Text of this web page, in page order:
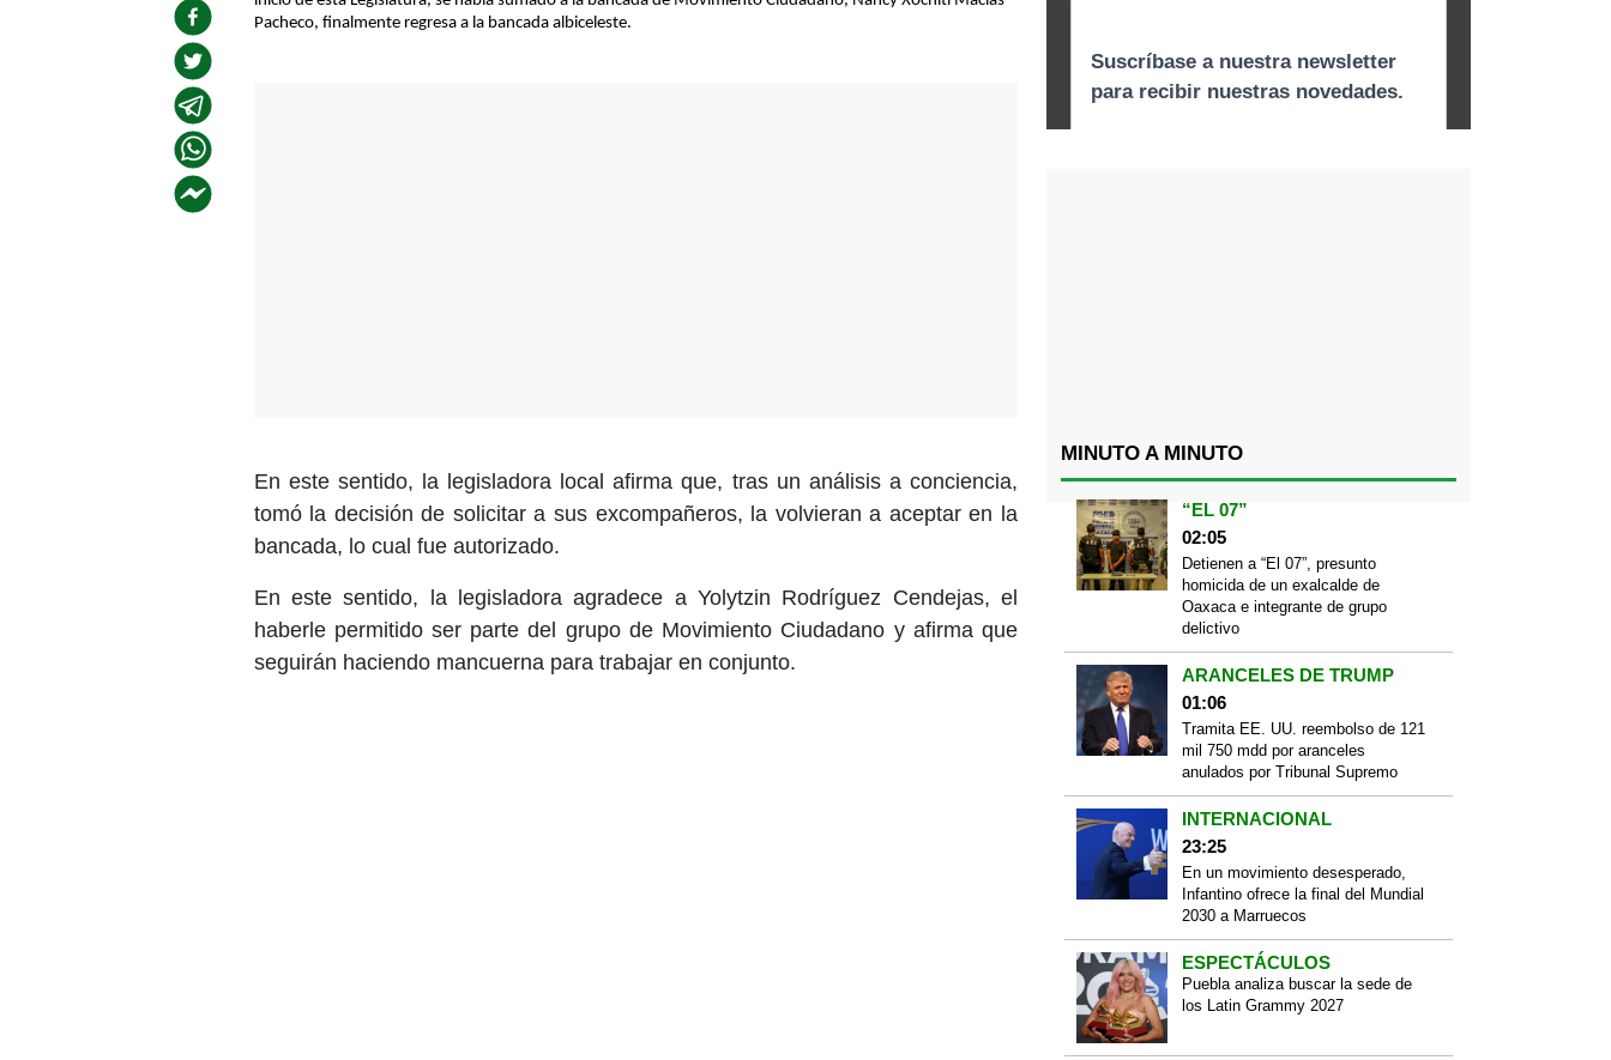
Pacheco, finalmente regresa a la bancada albiceleste.
En este sentido, la legisladora local afirma que, tras un análisis a conciencia,
tomó la decisión de solicitar a sus excompañeros, la volvieran a aceptar en la
bancada, lo cual fue autorizado.
En este sentido, la legisladora agradece a Yolytzin Rodríguez Cendejas, el
haberle permitido ser parte del grupo de Movimiento Ciudadano y afirma que
seguirán haciendo mancuerna para trabajar en conjunto.
MINUTO A MINUTO
“EL 07”
02:05
Detienen a “El 07”, presunto
homicida de un exalcalde de
Oaxaca e integrante de grupo
delictivo
ARANCELES DE TRUMP
01:06
Tramita EE. UU. reembolso de 121
mil 750 mdd por aranceles
anulados por Tribunal Supremo
INTERNACIONAL
23:25
En un movimiento desesperado,
Infantino ofrece la final del Mundial
2030 a Marruecos
ESPECTÁCULOS
Puebla analiza buscar la sede de
los Latin Grammy 2027